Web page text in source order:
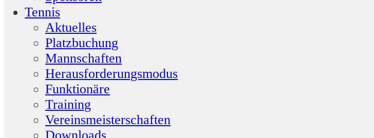
Tennis
Aktuelles
Platzbuchung
Mannschaften
Herausforderungsmodus
Funktionäre
Training
Vereinsmeisterschaften